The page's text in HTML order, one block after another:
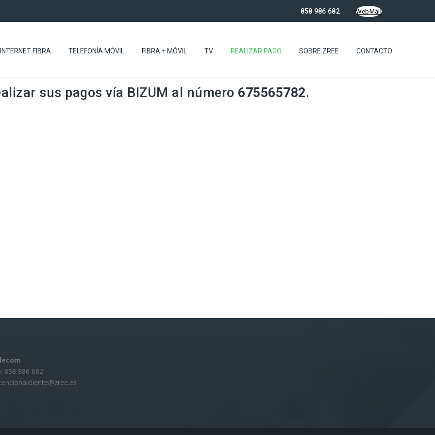
858 986 682 WebMail
INTERNET FIBRA TELEFONÍA MÓVIL FIBRA + MÓVIL TV REALIZAR PAGO SOBRE ZREE CONTACTO
sus pagos vía BIZUM al número 675565782.
858 986 682